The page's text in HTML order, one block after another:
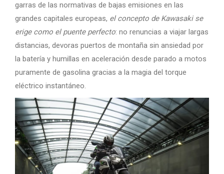
garras de las normativas de bajas emisiones en las
grandes capitales europeas, el concepto de Kawasaki se
erige como el puente perfecto: no renuncias a viajar largas
distancias, devoras puertos de montaña sin ansiedad por
la batería y humillas en aceleración desde parado a motos
puramente de gasolina gracias a la magia del torque
eléctrico instantáneo.